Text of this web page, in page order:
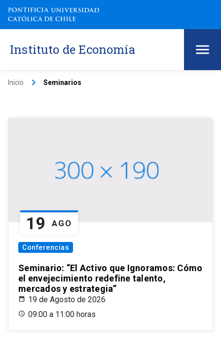
Instituto de Economía
Inicio keyboard_arrow_right Seminarios
19 AGO
Conferencias
Seminario: “El Activo que Ignoramos: Cómo
el envejecimiento redefine talento,
mercados y estrategia”
19 de Agosto de 2026
09:00 a 11:00 horas